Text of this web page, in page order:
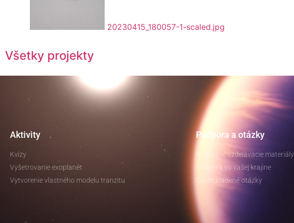
20230415_180057-1-scaled.jpg
Všetky projekty
Aktivity
Kvízy
Vyšetrovanie exoplanét
Vytvorenie vlastného modelu tranzitu
Podpora a otázky
Podporné vzdelávacie materiály
Podpora vo vašej krajine
Často kladené otázky